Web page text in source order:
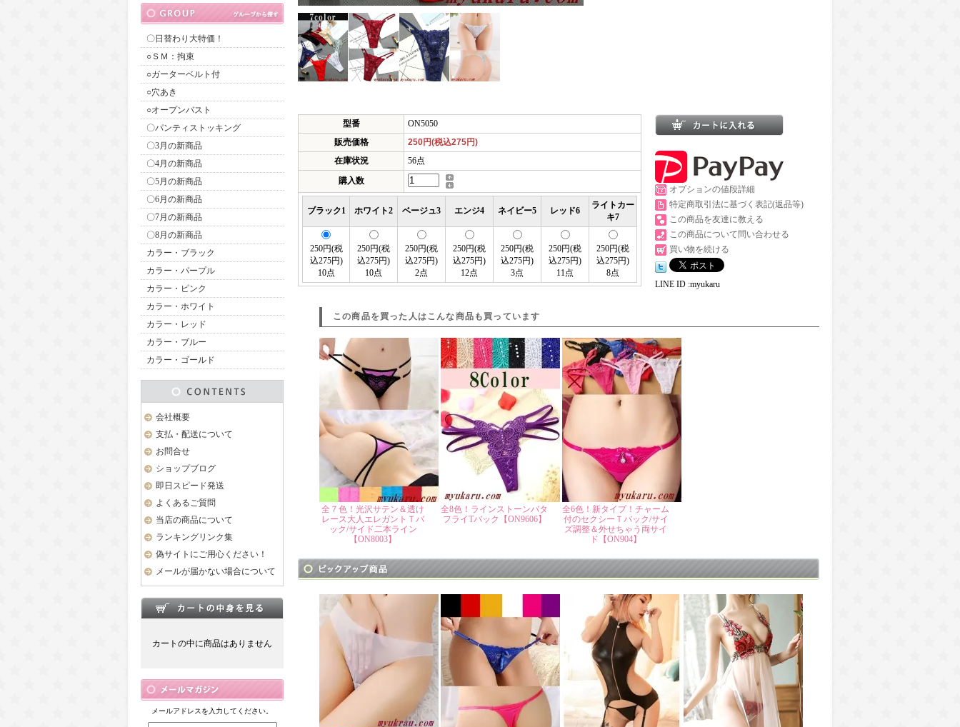
〇日替わり大特価！
○ＳＭ：拘束
○ガーターベルト付
○穴あき
○オープンバスト
〇パンティストッキング
〇3月の新商品
〇4月の新商品
〇5月の新商品
〇6月の新商品
〇7月の新商品
〇8月の新商品
カラー・ブラック
カラー・パープル
カラー・ピンク
カラー・ホワイト
カラー・レッド
カラー・ブルー
カラー・ゴールド
会社概要
支払・配送について
お問合せ
ショップブログ
即日スピード発送
よくあるご質問
当店の商品について
ランキングリンク集
偽サイトにご用心ください！
メールが届かない場合について
カートの中に商品はありません
メールアドレスを入力してください。
型番
ON5050
販売価格
250円(税込275円)
在庫状況
56点
購入数
ブラック1 ホワイト2 ベージュ3 エンジ4 ネイビー5 レッド6
ライトカー
キ7
250円(税
込275円)
10点
250円(税
込275円)
10点
250円(税
込275円)
2点
250円(税
込275円)
12点
250円(税
込275円)
3点
250円(税
込275円)
11点
250円(税
込275円)
8点
オプションの値段詳細
特定商取引法に基づく表記(返品等)
この商品を友達に教える
この商品について問い合わせる
買い物を続ける
LINE ID :myukaru
この商品を買った人はこんな商品も買っています
全７色！光沢サテン＆透け
レース大人エレガントＴバ
ック/サイド二本ライン
【ON8003】
全8色！ラインストーンバタ
フライTバック【ON9606】
全6色！新タイプ！チャーム
付のセクシーＴバック/サイ
ズ調整＆外せちゃう両サイ
ド【ON904】